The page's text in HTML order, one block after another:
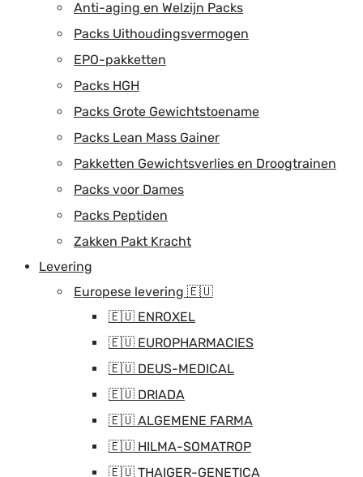
Anti-aging en Welzijn Packs
Packs Uithoudingsvermogen
EPO-pakketten
Packs HGH
Packs Grote Gewichtstoename
Packs Lean Mass Gainer
Pakketten Gewichtsverlies en Droogtrainen
Packs voor Dames
Packs Peptiden
Zakken Pakt Kracht
Levering
Europese levering 🇪🇺
🇪🇺 ENROXEL
🇪🇺 EUROPHARMACIES
🇪🇺 DEUS-MEDICAL
🇪🇺 DRIADA
🇪🇺 ALGEMENE FARMA
🇪🇺 HILMA-SOMATROP
🇪🇺 THAIGER-GENETICA